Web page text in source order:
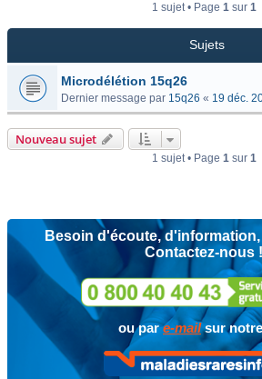
1 sujet • Page 1sur 1
Sujets
Microdélétion 15q26
Dernier message par 15q26 « 19 déc.
Nouveau sujet
1 sujet • Page 1sur 1
Besoin d'écoute,
Contactez-nous !
ou pare-mailsur